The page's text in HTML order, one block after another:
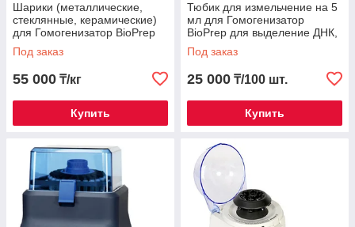
Шарики (металлические,
стеклянные, керамические)
для Гомогенизатор BioPrep
для выделение ДНК, РНК
Под заказ
55 000 ₸/кг
Купить
Тюбик для измельчение на 5
мл для Гомогенизатор
BioPrep для выделение ДНК,
РНК и т.д.
Под заказ
25 000 ₸/100 шт.
Купить